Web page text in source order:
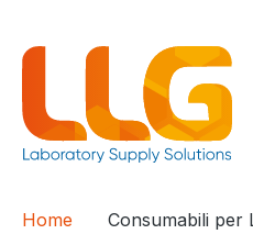
Home Consumabili per